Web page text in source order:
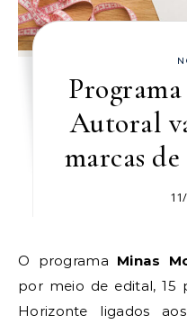
Autoral
marcas
O programa Minas
por meio de edital, 15
Horizonte ligados